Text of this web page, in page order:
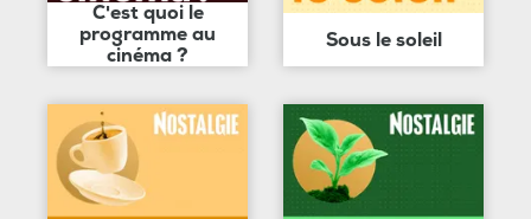
C'est quoi le
programme au
cinéma ?
Sous le soleil